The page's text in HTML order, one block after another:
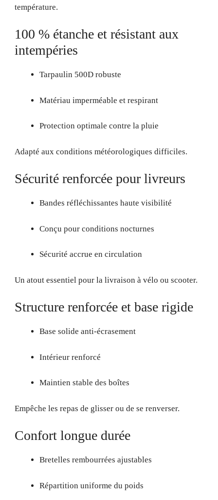
température.
100 % étanche et résistant aux
intempéries
Tarpaulin 500D robuste
Matériau imperméable et respirant
Protection optimale contre la pluie
Adapté aux conditions météorologiques difficiles.
Sécurité renforcée pour livreurs
Bandes réfléchissantes haute visibilité
Conçu pour conditions nocturnes
Sécurité accrue en circulation
Un atout essentiel pour la livraison à vélo ou scooter.
Structure renforcée et base rigide
Base solide anti-écrasement
Intérieur renforcé
Maintien stable des boîtes
Empêche les repas de glisser ou de se renverser.
Confort longue durée
Bretelles rembourrées ajustables
Répartition uniforme du poids